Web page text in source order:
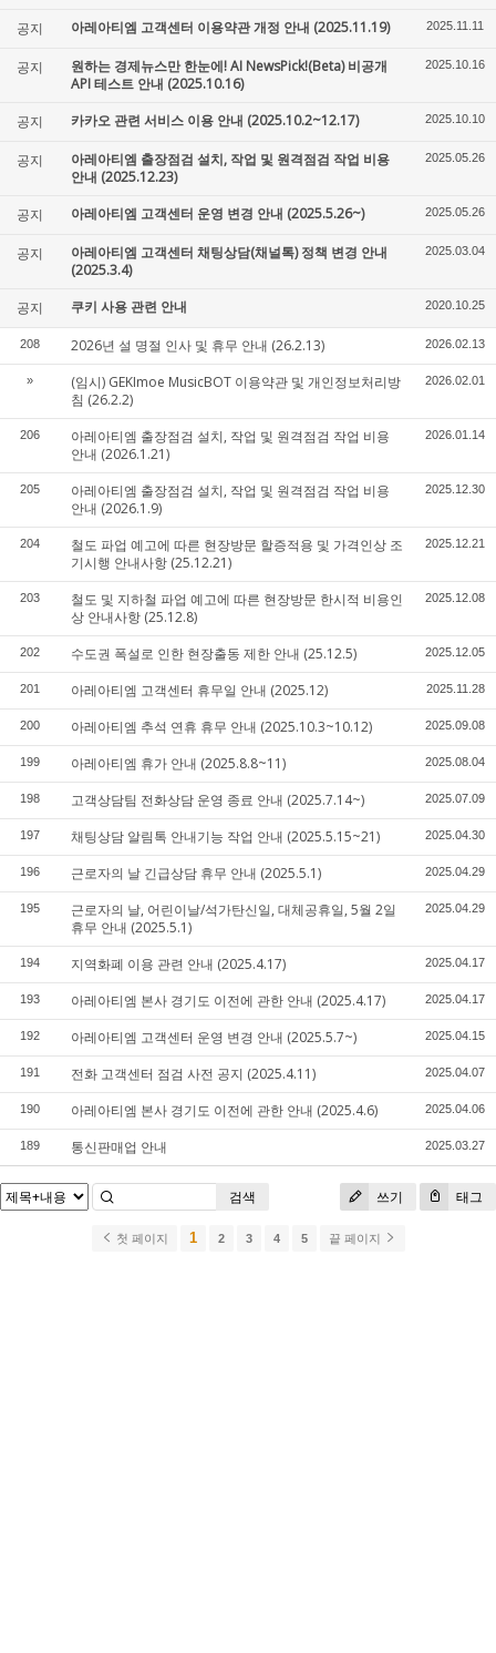
공지 아레아티엠 고객센터 이용약관 개정 안내 (2025.11.19) 2025.11.11
공지
원하는 경제뉴스만 한눈에! AI NewsPick!(Beta) 비공개
API 테스트 안내 (2025.10.16)
2025.10.16
공지 카카오 관련 서비스 이용 안내 (2025.10.2~12.17) 2025.10.10
공지
아레아티엠 출장점검 설치, 작업 및 원격점검 작업 비용
안내 (2025.12.23)
2025.05.26
공지 아레아티엠 고객센터 운영 변경 안내 (2025.5.26~) 2025.05.26
공지
아레아티엠 고객센터 채팅상담(채널톡) 정책 변경 안내
(2025.3.4)
2025.03.04
공지 쿠키 사용 관련 안내 2020.10.25
208 2026년 설 명절 인사 및 휴무 안내 (26.2.13) 2026.02.13
»
(임시) GEKImoe MusicBOT 이용약관 및 개인정보처리방
침 (26.2.2)
2026.02.01
206
아레아티엠 출장점검 설치, 작업 및 원격점검 작업 비용
안내 (2026.1.21)
2026.01.14
205
아레아티엠 출장점검 설치, 작업 및 원격점검 작업 비용
안내 (2026.1.9)
2025.12.30
204
철도 파업 예고에 따른 현장방문 할증적용 및 가격인상 조
기시행 안내사항 (25.12.21)
2025.12.21
203
철도 및 지하철 파업 예고에 따른 현장방문 한시적 비용인
상 안내사항 (25.12.8)
2025.12.08
202 수도권 폭설로 인한 현장출동 제한 안내 (25.12.5) 2025.12.05
201 아레아티엠 고객센터 휴무일 안내 (2025.12) 2025.11.28
200 아레아티엠 추석 연휴 휴무 안내 (2025.10.3~10.12) 2025.09.08
199 아레아티엠 휴가 안내 (2025.8.8~11) 2025.08.04
198 고객상담팀 전화상담 운영 종료 안내 (2025.7.14~) 2025.07.09
197 채팅상담 알림톡 안내기능 작업 안내 (2025.5.15~21) 2025.04.30
196 근로자의 날 긴급상담 휴무 안내 (2025.5.1) 2025.04.29
195
근로자의 날, 어린이날/석가탄신일, 대체공휴일, 5월 2일
휴무 안내 (2025.5.1)
2025.04.29
194 지역화폐 이용 관련 안내 (2025.4.17) 2025.04.17
193 아레아티엠 본사 경기도 이전에 관한 안내 (2025.4.17) 2025.04.17
192 아레아티엠 고객센터 운영 변경 안내 (2025.5.7~) 2025.04.15
191 전화 고객센터 점검 사전 공지 (2025.4.11) 2025.04.07
190 아레아티엠 본사 경기도 이전에 관한 안내 (2025.4.6) 2025.04.06
189 통신판매업 안내 2025.03.27
쓰기 태그
검색
첫 페이지 1 2 3 4 5 끝 페이지